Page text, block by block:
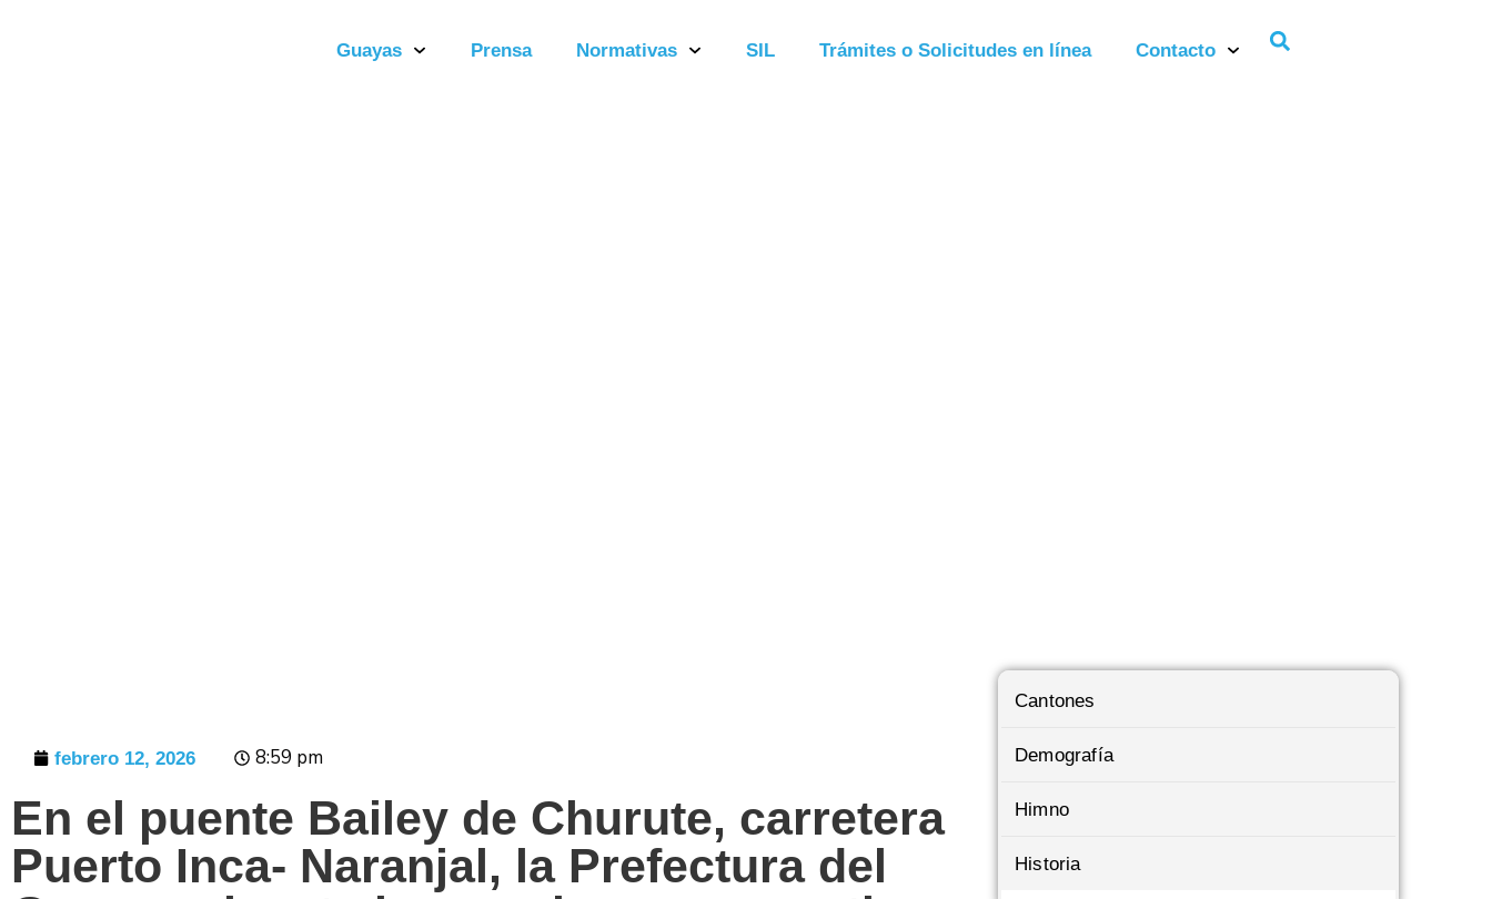
Guayas Prensa Normativas SIL Trámites o Solicitudes en línea Contacto
febrero 12, 2026 8:59 pm
En el puente Bailey de Churute, carretera
Puerto Inca- Naranjal, la Prefectura del
Cantones
Demografía
Himno
Historia